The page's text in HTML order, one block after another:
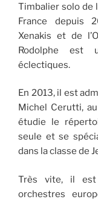
Timbalier solo de
France depuis
Xenakis et de
Rodolphe est
éclectiques.
En 2013, il est
Michel Cerutti,
étudie le
seule et se
dans la classe de
Très vite, il
orchestres